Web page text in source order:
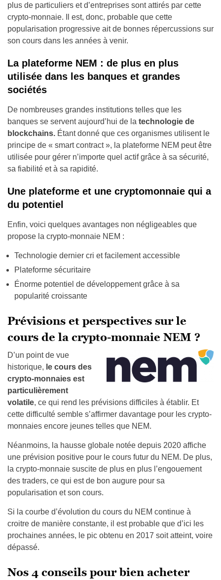
plus de particuliers et d’entreprises sont attirés par cette
crypto-monnaie. Il est, donc, probable que cette
popularisation progressive ait de bonnes répercussions sur
son cours dans les années à venir.
La plateforme NEM : de plus en plus
utilisée dans les banques et grandes
sociétés
De nombreuses grandes institutions telles que les
banques se servent aujourd’hui de la technologie de
blockchains. Étant donné que ces organismes utilisent le
principe de « smart contract », la plateforme NEM peut être
utilisée pour gérer n’importe quel actif grâce à sa sécurité,
sa fiabilité et à sa rapidité.
Une plateforme et une cryptomonnaie qui a
du potentiel
Enfin, voici quelques avantages non négligeables que
propose la crypto-monnaie NEM :
Technologie dernier cri et facilement accessible
Plateforme sécuritaire
Énorme potentiel de développement grâce à sa
popularité croissante
Prévisions et perspectives sur le
cours de la crypto-monnaie NEM ?
D’un point de vue
historique, le cours des
crypto-monnaies est
particulièrement
volatile, ce qui rend les prévisions difficiles à établir. Et
cette difficulté semble s’affirmer davantage pour les crypto-
monnaies encore jeunes telles que NEM.
Néanmoins, la hausse globale notée depuis 2020 affiche
une prévision positive pour le cours futur du NEM. De plus,
la crypto-monnaie suscite de plus en plus l’engouement
des traders, ce qui est de bon augure pour sa
popularisation et son cours.
Si la courbe d’évolution du cours du NEM continue à
croitre de manière constante, il est probable que d’ici les
prochaines années, le pic obtenu en 2017 soit atteint, voire
dépassé.
Nos 4 conseils pour bien acheter